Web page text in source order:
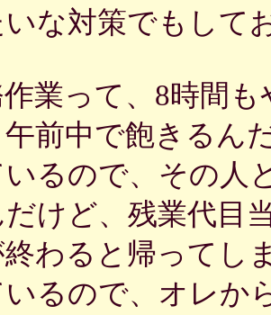
な対策でもして
業って、8時間
前中で飽きるん
いるので、その人
だけど、残業代目
わると帰ってし
いるので、オレか